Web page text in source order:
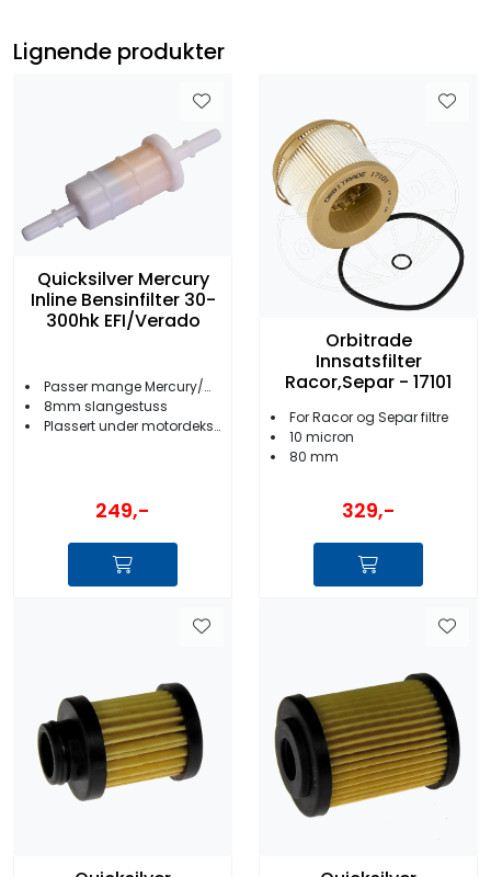
Lignende produkter
Quicksilver Mercury
Inline Bensinfilter 30-
300hk EFI/Verado
Passer mange Mercury/Mariner
8mm slangestuss
Plassert under motordeksel
249,-
Orbitrade
Innsatsfilter
Racor,Separ - 17101
For Racor og Separ filtre
10 micron
80 mm
329,-